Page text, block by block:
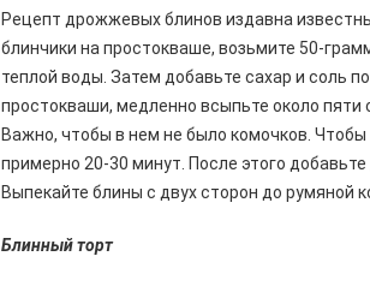
Рецепт дрожжевых блинов издавна
блинчики на простокваше, возьмите 50-
теплой воды. Затем добавьте сахар и соль
простокваши, медленно всыпьте около пяти
Важно, чтобы в нем не было комочков.
примерно 20-30 минут. После этого
Выпекайте блины с двух сторон до румяной
Блинный торт